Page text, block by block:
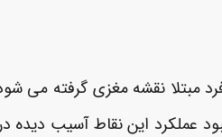
فرد مبتلا نقشه مغزی گرفته
این نقاط آسیب دیده